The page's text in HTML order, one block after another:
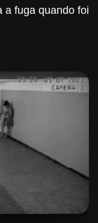
a fuga quando foi